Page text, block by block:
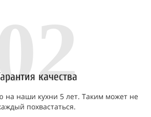
качества
наши кухни 5 лет. Таким может не
похвастаться.